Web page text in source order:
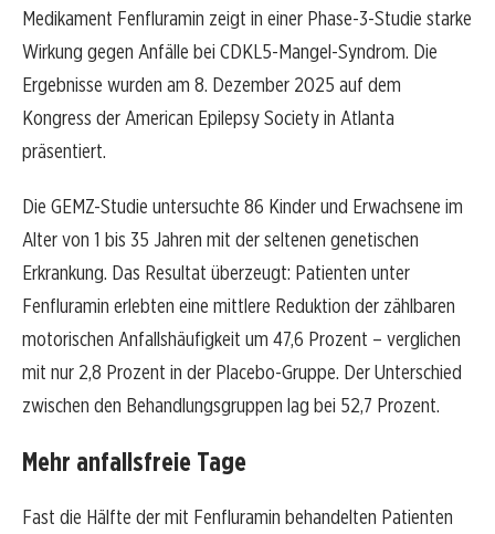
Medikament Fenfluramin zeigt in einer Phase-3-Studie starke
Wirkung gegen Anfälle bei CDKL5-Mangel-Syndrom. Die
Ergebnisse wurden am 8. Dezember 2025 auf dem
Kongress der American Epilepsy Society in Atlanta
präsentiert.
Die GEMZ-Studie untersuchte 86 Kinder und Erwachsene im
Alter von 1 bis 35 Jahren mit der seltenen genetischen
Erkrankung. Das Resultat überzeugt: Patienten unter
Fenfluramin erlebten eine mittlere Reduktion der zählbaren
motorischen Anfallshäufigkeit um 47,6 Prozent – verglichen
mit nur 2,8 Prozent in der Placebo-Gruppe. Der Unterschied
zwischen den Behandlungsgruppen lag bei 52,7 Prozent.
Mehr anfallsfreie Tage
Fast die Hälfte der mit Fenfluramin behandelten Patienten